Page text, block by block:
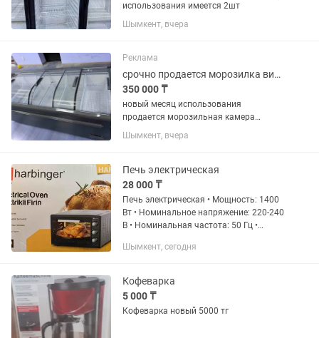
использования имеется 2шт
Шымкент, вчера
Реклама
срочно продается морозилка витринный
350 000 ₸
новый месяц использования
продается морозильная камера
большой
Шымкент, вчера
Печь электрическая
28 000 ₸
Печь электрическая • Мощность: 1400
Вт • Номинальное напряжение: 220-240
B • Номинальная частота: 50 Гц •
40л • Идеально подходит для выпечки,
Шымкент, сегодня
Кофеварка
5 000 ₸
Кофеварка новый 5000 тг